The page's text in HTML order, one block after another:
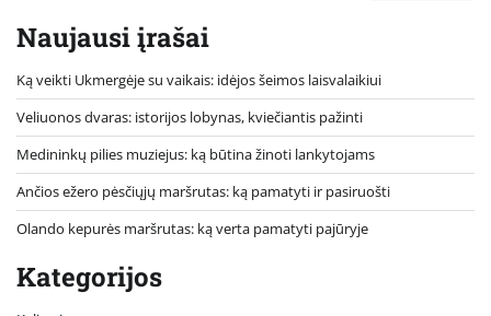
Naujausi įrašai
Ką veikti Ukmergėje su vaikais: idėjos šeimos laisvalaikiui
Veliuonos dvaras: istorijos lobynas, kviečiantis pažinti
Medininkų pilies muziejus: ką būtina žinoti lankytojams
Ančios ežero pėsčiųjų maršrutas: ką pamatyti ir pasiruošti
Olando kepurės maršrutas: ką verta pamatyti pajūryje
Kategorijos